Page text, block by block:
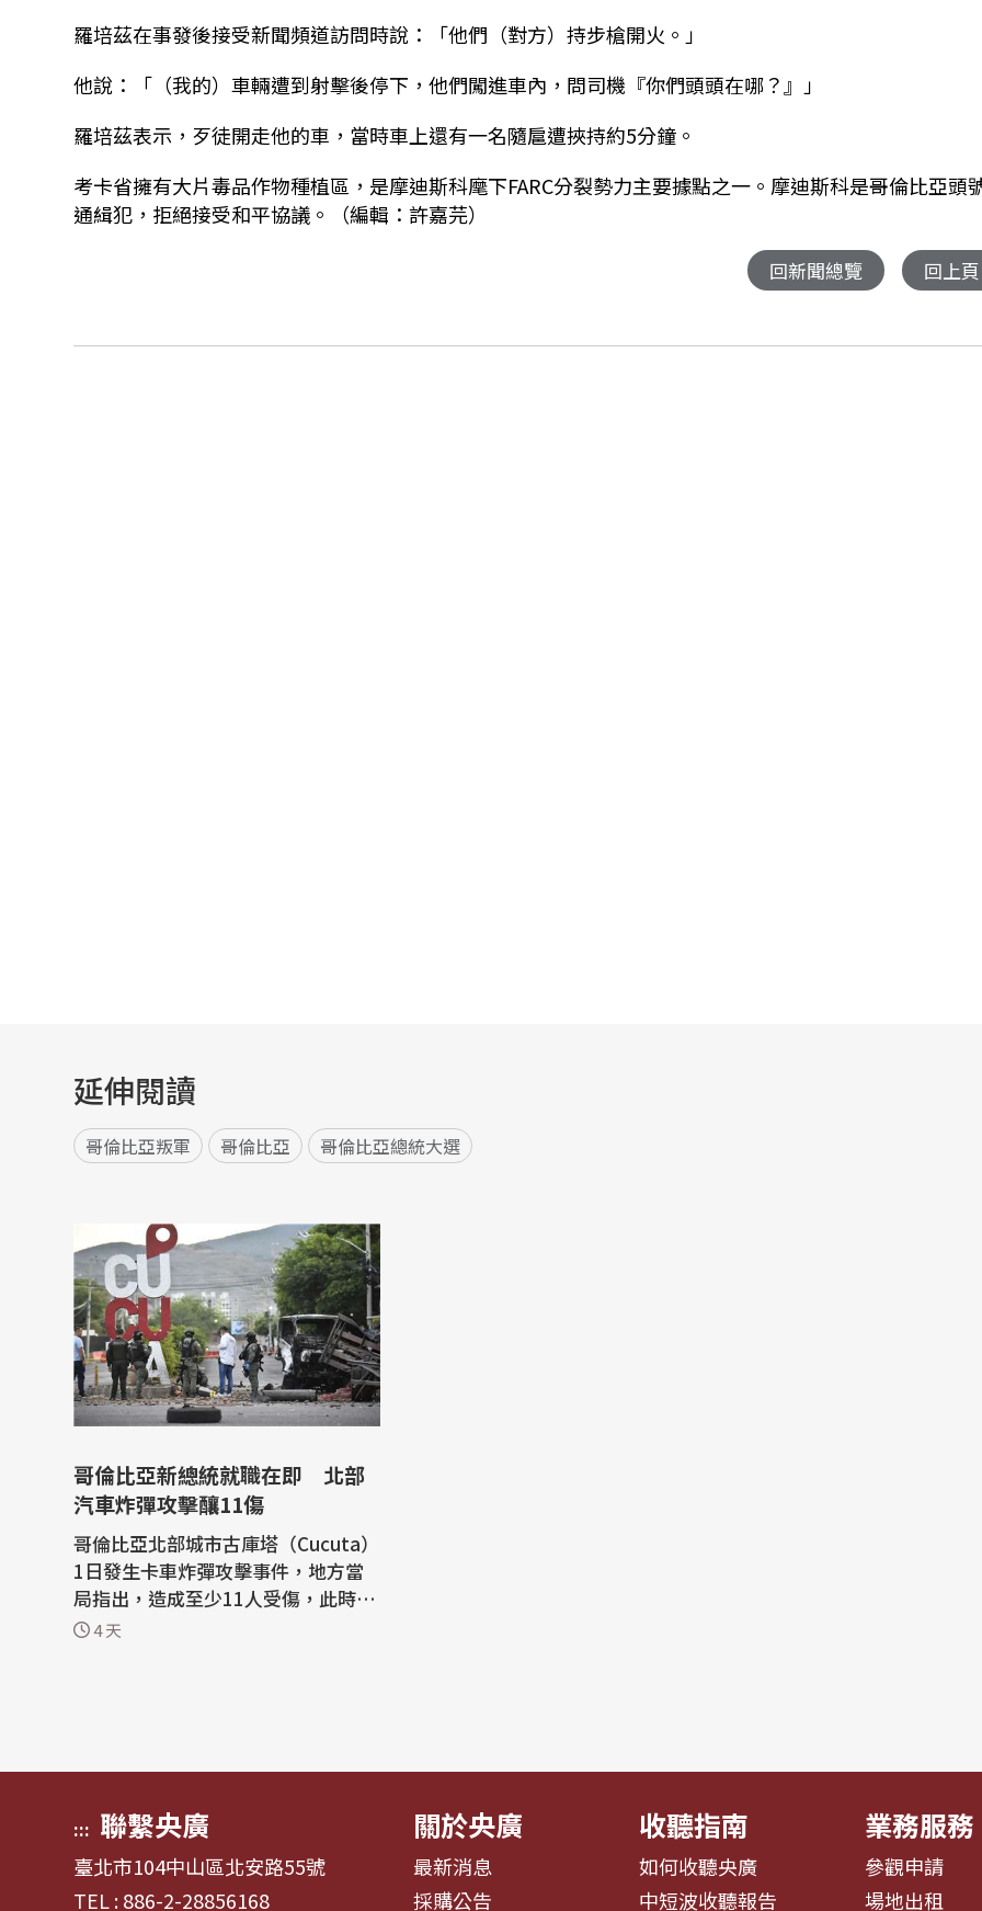
羅培茲在事發後接受新聞頻道訪問時說：「他們（對方）持步槍開火。」
他說：「（我的）車輛遭到射擊後停下，他們闖進車內，問司機『你們頭頭在哪？』」
羅培茲表示，歹徒開走他的車，當時車上還有一名隨扈遭挾持約5分鐘。
考卡省擁有大片毒品作物種植區，是摩迪斯科麾下FARC分裂勢力主要據點之一。摩迪斯科是哥倫比亞頭
通緝犯，拒絕接受和平協議。（編輯：許嘉芫）
回新聞總覽 回上頁
延伸閱讀
哥倫比亞叛軍 哥倫比亞 哥倫比亞總統大選
哥倫比亞新總統就職在即 北部
汽車炸彈攻擊釀11傷
哥倫比亞北部城市古庫塔（Cucuta）
1日發生卡車炸彈攻擊事件，地方當
局指出，造成至少11人受傷，此時距
離候任總統艾思普雷雅（Abelardo d
4 天
::: 聯繫央廣
臺北市104中山區北安路55號
TEL : 886-2-28856168
關於央廣
最新消息
採購公告
收聽指南
如何收聽央廣
中短波收聽報告
業務服務
參觀申請
場地出租